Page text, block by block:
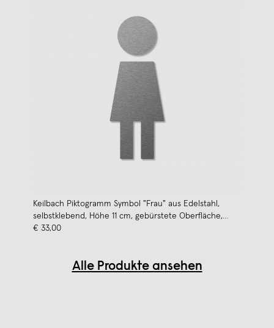
Keilbach Piktogramm Symbol "Frau" aus Edelstahl,
selbstklebend, Höhe 11 cm, gebürstete Oberfläche,
Materialstärke 2 mm
€ 33,00
Alle Produkte ansehen